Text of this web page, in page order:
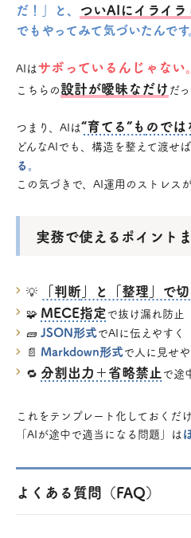
だ！」と、 ついAIにイライ
でもやってみて気づいたんです。
AIはサボっているんじゃない。
こちらの設計が曖昧なだけ だ
つまり、AIは“育てる”ものでは
どんなAIでも、構造を整えて渡せば
る。
この気づきで、AI運用のストレス
実務で使えるポイント
💡 「判断」と「整理」で
🧩 MECE指定で抜け漏れ防止
🧱 JSON形式でAIに伝えやすく
📄 Markdown形式で人に見せや
🔁 分割出力＋省略禁止 で途
これをテンプレート化しておくだけ
「AIが途中で適当になる問題」は
よくある質問（FAQ）